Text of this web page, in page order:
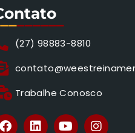
(27) 98883-8810
Trabalhe Conosco
______